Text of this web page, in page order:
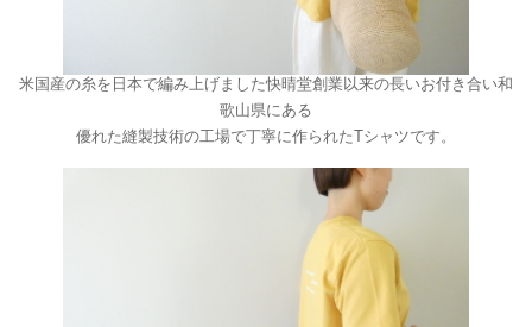
米国産の糸を日本で編み上げました快晴堂創業以来の長いお付き合い和
歌山県にある
優れた縫製技術の工場で丁寧に作られたTシャツです。